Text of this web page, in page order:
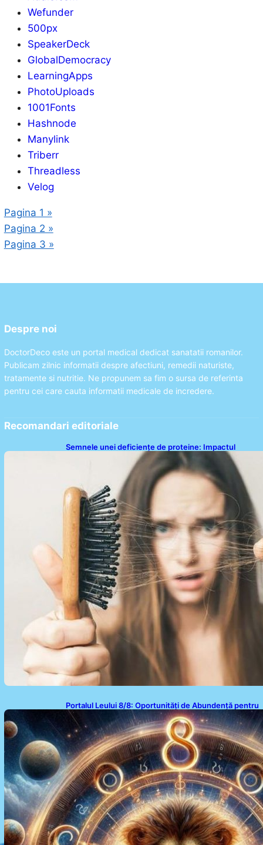
Wefunder
500px
SpeakerDeck
GlobalDemocracy
LearningApps
PhotoUploads
1001Fonts
Hashnode
Manylink
Triberr
Threadless
Velog
Pagina 1 »
Pagina 2 »
Pagina 3 »
Despre noi
DoctorDeco este un portal medical dedicat sanatatii romanilor.
Publicam zilnic informatii despre afectiuni, remedii naturiste,
tratamente si nutritie. Ne propunem sa fim o sursa de referinta
pentru cei care cauta informatii medicale de incredere.
Recomandari editoriale
Semnele unei deficiențe de proteine: Impactul
asupra sănătății tale
Portalul Leului 8/8: Oportunități de Abundență pentru
Cinci Zodii în 2026